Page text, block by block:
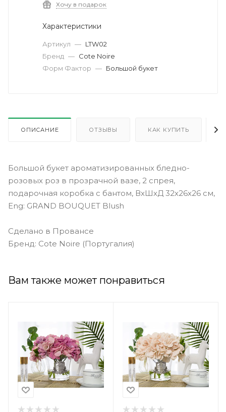
Хочу в подарок
Характеристики
Артикул — LTW02
Бренд — Cote Noire
Форм Фактор — Большой букет
ОПИСАНИЕ ОТЗЫВЫ КАК КУПИТЬ
Большой букет ароматизированных бледно-
розовых роз в прозрачной вазе, 2 спрея,
подарочная коробка с бантом, ВхШхД 32х26х26 см,
Eng: GRAND BOUQUET Blush
Сделано в Провансе
Бренд: Cote Noire (Португалия)
Вам также может понравиться